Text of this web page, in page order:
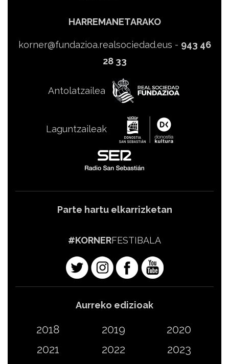
HARREMANETARAKO
korner@fundazioa.realsociedad.eus - 943 46
28 33
Antolatzailea
Laguntzaileak
Parte hartu elkarrizketan
#KORNERFESTIBALA
Aurreko edizioak
2018 2019
2020
2021
2022
2023